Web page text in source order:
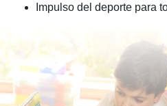
Impulso del deporte para